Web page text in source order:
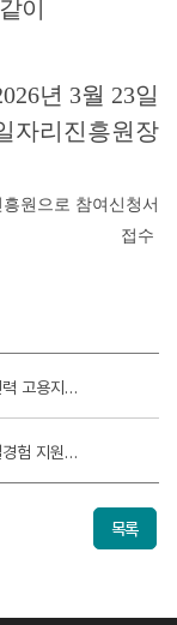
이
년 3월 23일
자리진흥원장
원으로 참여신청서
접수
2026년 자동차 부품업종 안전관리 인력 고용지원사업 참여기업 모집공고
2026년 자동차 부품업종 미래인재 일경험 지원사업 참여기업 모집공고
목록